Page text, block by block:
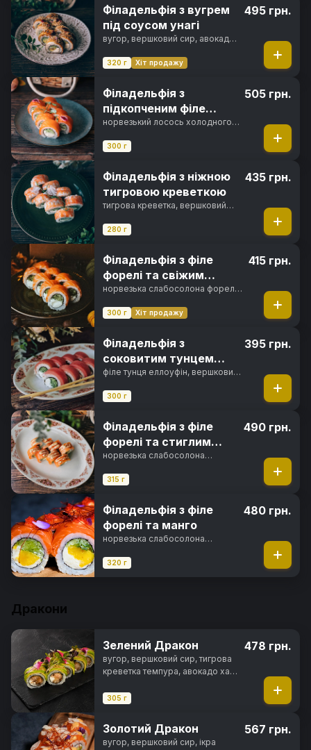
норі, рис
Філадельфія з вугрем
під соусом унагі
вугор, вершковий сир, авокадо
кунжут, норі, рис
320 г Хіт продажу
495 грн.
Філадельфія з
підкопченим філе
лосося
норвезький лосось холодного
свіжий огірок, норі, рис
300 г
505 грн.
Філадельфія з ніжною
тигровою креветкою
тигрова креветка, вершковий
280 г
435 грн.
Філадельфія з філе
форелі та свіжим
огірком
норвезька слабосолона форель,
норі, рис
300 г Хіт продажу
415 грн.
Філадельфія з
соковитим тунцем
Еллоуфін
філе тунця еллоуфін, вершковий
300 г
395 грн.
Філадельфія з філе
форелі та стиглим
авокадо
норвезька слабосолона
авокадо хасс, горіховий соус,
315 г
490 грн.
Філадельфія з філе
форелі та манго
норвезька слабосолона
огірок, манго, ікра тобіко,
320 г
480 грн.
Дракони
Зелений Дракон
вугор, вершковий сир, тигрова
креветка темпура, авокадо хасс,
305 г
478 грн.
Золотий Дракон
вугор, вершковий сир, ікра
567 грн.